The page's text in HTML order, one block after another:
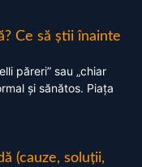
Ce să știi înainte
păreri” sau „chiar
și sănătos. Piața
(cauze, soluții,